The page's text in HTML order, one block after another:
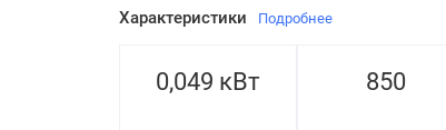
Характеристики Подробнее
0,049 кВт 850